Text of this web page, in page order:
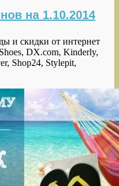
на 1.10.2014
и скидки от интернет
DX.com, Kinderly,
Shop24, Stylepit,